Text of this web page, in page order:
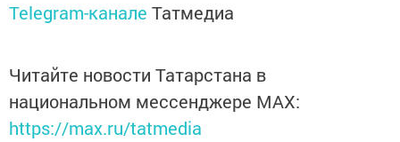
Telegram-канале Татмедиа
Читайте новости Татарстана в
национальном мессенджере MАХ:
https://max.ru/tatmedia